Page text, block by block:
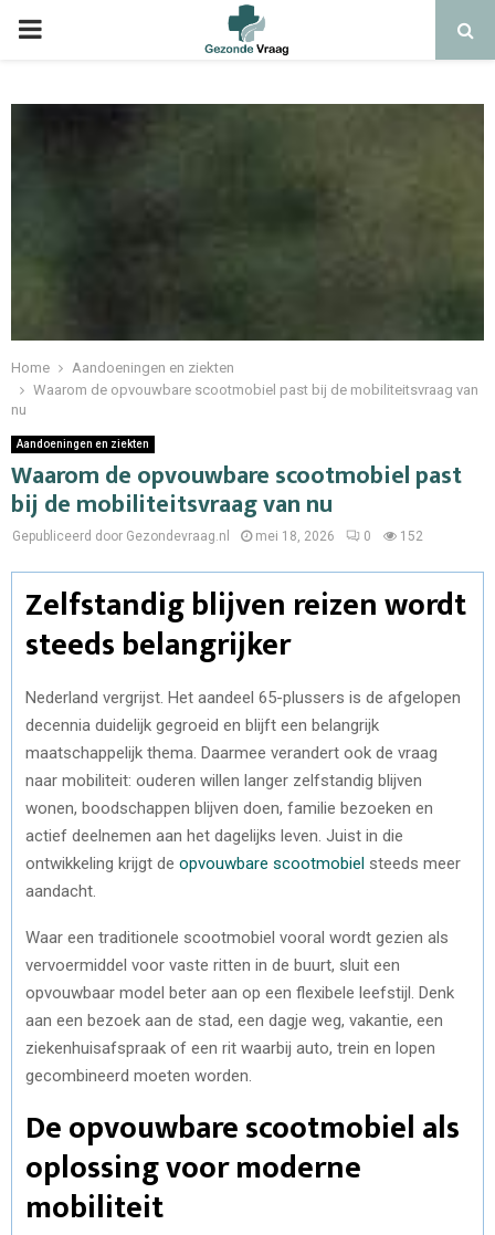
Home
Aandoeningen en ziekten
Waarom de opvouwbare scootmobiel past bij de mobiliteitsvraag van
nu
Aandoeningen en ziekten
Waarom de opvouwbare scootmobiel past
bij de mobiliteitsvraag van nu
Gepubliceerd door Gezondevraag.nl mei 18, 2026 0 152
Zelfstandig blijven reizen wordt
steeds belangrijker
Nederland vergrijst. Het aandeel 65-plussers is de afgelopen
decennia duidelijk gegroeid en blijft een belangrijk
maatschappelijk thema. Daarmee verandert ook de vraag
naar mobiliteit: ouderen willen langer zelfstandig blijven
wonen, boodschappen blijven doen, familie bezoeken en
actief deelnemen aan het dagelijks leven. Juist in die
ontwikkeling krijgt de opvouwbare scootmobiel steeds meer
aandacht.
Waar een traditionele scootmobiel vooral wordt gezien als
vervoermiddel voor vaste ritten in de buurt, sluit een
opvouwbaar model beter aan op een flexibele leefstijl. Denk
aan een bezoek aan de stad, een dagje weg, vakantie, een
ziekenhuisafspraak of een rit waarbij auto, trein en lopen
gecombineerd moeten worden.
De opvouwbare scootmobiel als
oplossing voor moderne
mobiliteit